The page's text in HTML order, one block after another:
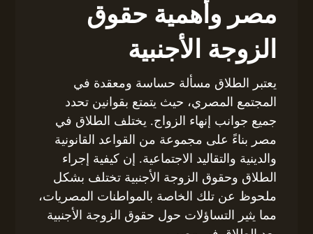
مصر وأهمية حقوق
الزوجة الأجنبية
يعتبر الطلاق مسألة حساسة ومعقدة في
المجتمع المصري، حيث يتمتع بقوانين تحدد
جميع جوانب إنهاء الزواج. يختلف الطلاق في
مصر بناءً على مجموعة من القواعد القانونية
والدينية والتقاليد الاجتماعية. إن كيفية إجراء
الطلاق وحقوق الزوجة الأجنبية تختلف بشكل
ملحوظ عن تلك الخاصة بالمواطنات المصريات،
مما يثير التساؤلات حول حقوق الزوجة الأجنبية